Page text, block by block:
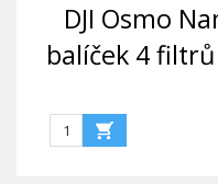
DJI Osmo
balíček 4